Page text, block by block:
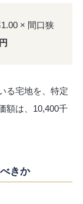
× 間口狭
る宅地を、特定
額は、10,400千
きか